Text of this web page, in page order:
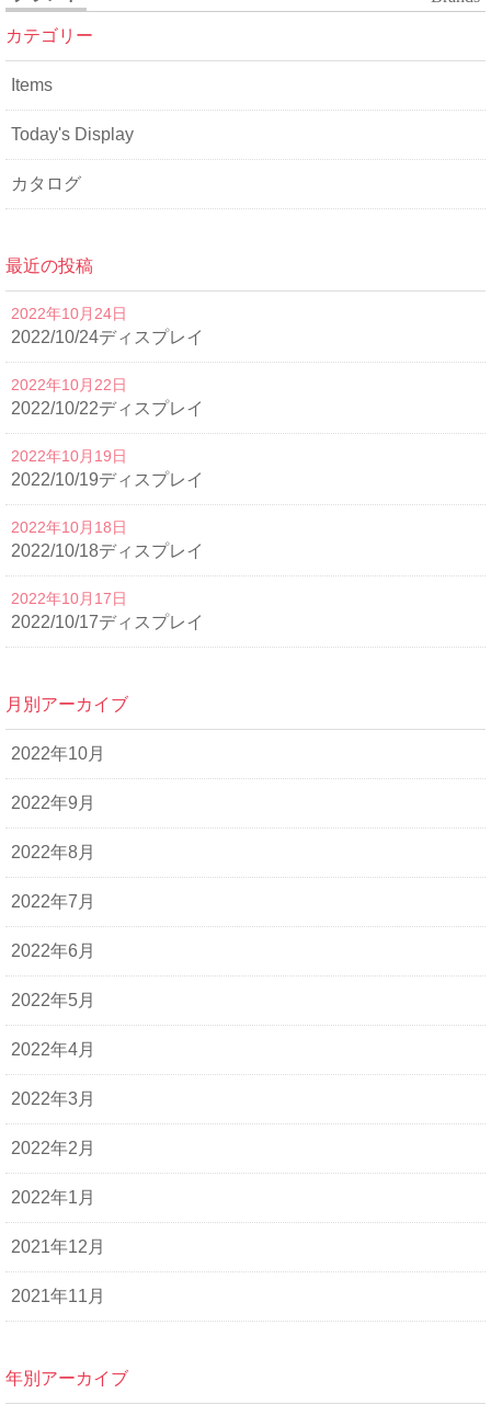
カテゴリー
Items
Today's Display
カタログ
最近の投稿
2022/10/24ディスプレイ
2022年10月24日
2022/10/22ディスプレイ
2022年10月22日
2022/10/19ディスプレイ
2022年10月19日
2022/10/18ディスプレイ
2022年10月18日
2022/10/17ディスプレイ
2022年10月17日
月別アーカイブ
2022年10月
2022年9月
2022年8月
2022年7月
2022年6月
2022年5月
2022年4月
2022年3月
2022年2月
2022年1月
2021年12月
2021年11月
年別アーカイブ